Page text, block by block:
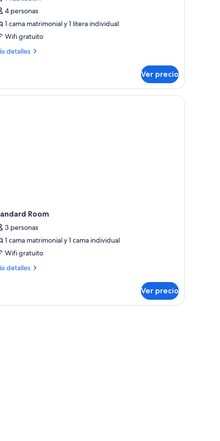
4 personas
1 cama matrimonial y 1 litera individual
Wifi gratuito
detalles
Ver precio
una puerta a la izquierda.
de cabello, pantuflas
Room
3 personas
1 cama matrimonial y 1 cama individual
Wifi gratuito
detalles
Ver precio